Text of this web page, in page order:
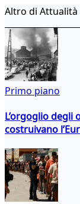
Altro di Attualità
Primo piano
L’orgoglio degli
costruivano